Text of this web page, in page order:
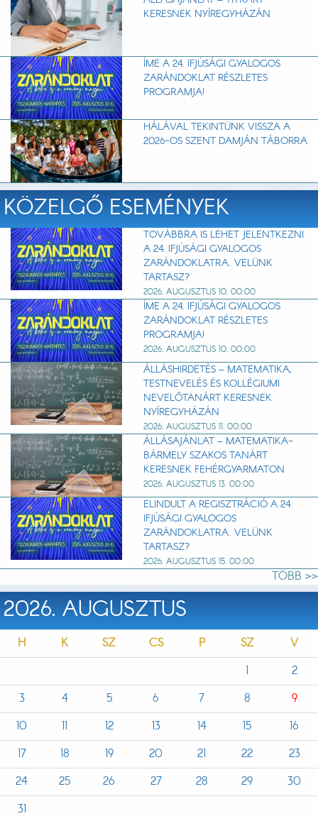
KERESNEK NYÍREGYHÁZÁN
ÍME A 24. IFJÚSÁGI GYALOGOS
ZARÁNDOKLAT RÉSZLETES
PROGRAMJA!
HÁLÁVAL TEKINTÜNK VISSZA A
2026-OS SZENT DAMJÁN TÁBORRA
KÖZELGŐ ESEMÉNYEK
TOVÁBBRA IS LEHET JELENTKEZNI
A 24. IFJÚSÁGI GYALOGOS
ZARÁNDOKLATRA. VELÜNK
TARTASZ?
2026. AUGUSZTUS 10. 00:00
ÍME A 24. IFJÚSÁGI GYALOGOS
ZARÁNDOKLAT RÉSZLETES
PROGRAMJA!
2026. AUGUSZTUS 10. 00:00
ÁLLÁSHIRDETÉS – MATEMATIKA,
TESTNEVELÉS ÉS KOLLÉGIUMI
NEVELŐTANÁRT KERESNEK
NYÍREGYHÁZÁN
2026. AUGUSZTUS 11. 00:00
ÁLLÁSAJÁNLAT – MATEMATIKA-
BÁRMELY SZAKOS TANÁRT
KERESNEK FEHÉRGYARMATON
2026. AUGUSZTUS 13. 00:00
ELINDULT A REGISZTRÁCIÓ A 24.
IFJÚSÁGI GYALOGOS
ZARÁNDOKLATRA. VELÜNK
TARTASZ?
2026. AUGUSZTUS 15. 00:00
TÖBB >>
2026. AUGUSZTUS
H K SZ CS P SZ
V
1
2
3
4 5 6 7 8
9
10
11 12 13 14 15
16
17
18 19 20 21 22
23
24
25 26 27 28 29
30
31